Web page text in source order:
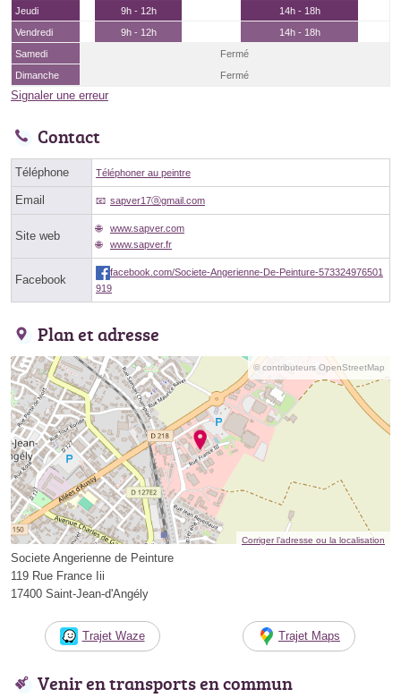
Jeudi
9h - 12h
14h - 18h
Vendredi
9h - 12h
14h - 18h
Samedi
Fermé
Dimanche
Fermé
Signaler une erreur
Contact
Téléphone Téléphoner au peintre
Email sapver17ⓐgmail.com
Site web
www.sapver.com
www.sapver.fr
Facebook
facebook.com/Societe-Angerienne-De-Peinture-573324976501
919
Plan et adresse
© contributeurs OpenStreetMap
Corriger l’adresse ou la localisation
Societe Angerienne de Peinture
119 Rue France Iii
17400 Saint-Jean-d'Angély
Trajet Waze Trajet Maps
Venir en transports en commun